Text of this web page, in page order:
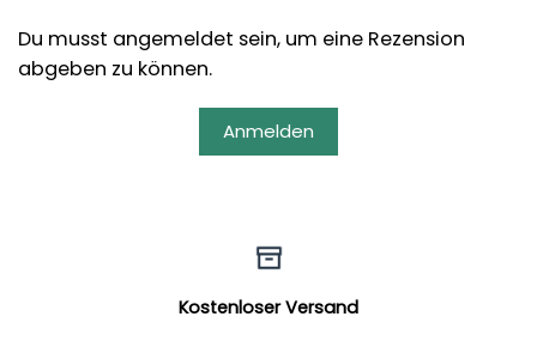
Du musst angemeldet sein, um eine Rezension
abgeben zu können.
Anmelden
Kostenloser Versand